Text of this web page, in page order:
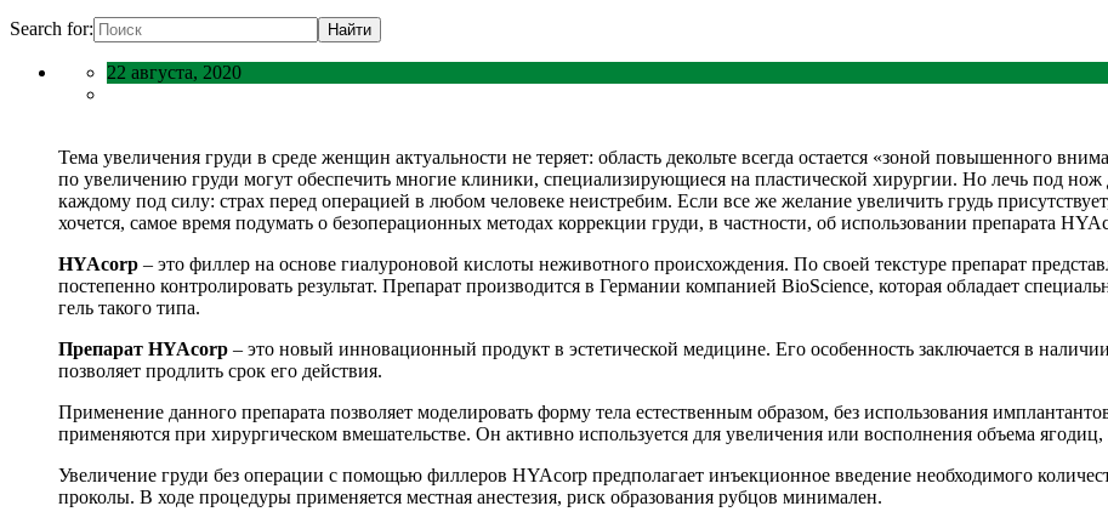
Search for:
22 августа, 2020
Тема увеличения груди в среде женщин актуальности не теряет: область декольте всегда остается «зоной повышенного
по увеличению груди могут обеспечить многие клиники, специализирующиеся на пластической хирургии. Но лечь под
каждому под силу: страх перед операцией в любом человеке неистребим. Если все же желание увеличить грудь
хочется, самое время подумать о безоперационных методах коррекции груди, в частности, об использовании препарата
HYAcorp – это филлер на основе гиалуроновой кислоты неживотного происхождения. По своей текстуре препарат
постепенно контролировать результат. Препарат производится в Германии компанией BioScience, которая обладает
гель такого типа.
Препарат HYAcorp – это новый инновационный продукт в эстетической медицине. Его особенность заключается в
позволяет продлить срок его действия.
Применение данного препарата позволяет моделировать форму тела естественным образом, без использования
применяются при хирургическом вмешательстве. Он активно используется для увеличения или восполнения объема ягодиц,
Увеличение груди без операции с помощью филлеров HYAcorp предполагает инъекционное введение необходимого
проколы. В ходе процедуры применяется местная анестезия, риск образования рубцов минимален.